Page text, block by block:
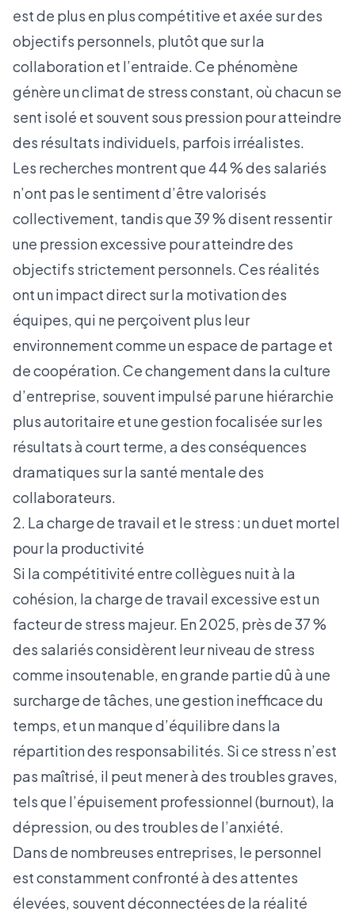
est de plus en plus compétitive et axée sur des
objectifs personnels, plutôt que sur la
collaboration et l’entraide. Ce phénomène
génère un climat de stress constant, où chacun se
sent isolé et souvent sous pression pour atteindre
des résultats individuels, parfois irréalistes.
Les recherches montrent que 44 % des salariés
n’ont pas le sentiment d’être valorisés
collectivement, tandis que 39 % disent ressentir
une pression excessive pour atteindre des
objectifs strictement personnels. Ces réalités
ont un impact direct sur la motivation des
équipes, qui ne perçoivent plus leur
environnement comme un espace de partage et
de coopération. Ce changement dans la culture
d’entreprise, souvent impulsé par une hiérarchie
plus autoritaire et une gestion focalisée sur les
résultats à court terme, a des conséquences
dramatiques sur la santé mentale des
collaborateurs.
2. La charge de travail et le stress : un duet mortel
pour la productivité
Si la compétitivité entre collègues nuit à la
cohésion, la charge de travail excessive est un
facteur de stress majeur. En 2025, près de 37 %
des salariés considèrent leur niveau de stress
comme insoutenable, en grande partie dû à une
surcharge de tâches, une gestion inefficace du
temps, et un manque d’équilibre dans la
répartition des responsabilités. Si ce stress n’est
pas maîtrisé, il peut mener à des troubles graves,
tels que l’épuisement professionnel (burnout), la
dépression, ou des troubles de l’anxiété.
Dans de nombreuses entreprises, le personnel
est constamment confronté à des attentes
élevées, souvent déconnectées de la réalité